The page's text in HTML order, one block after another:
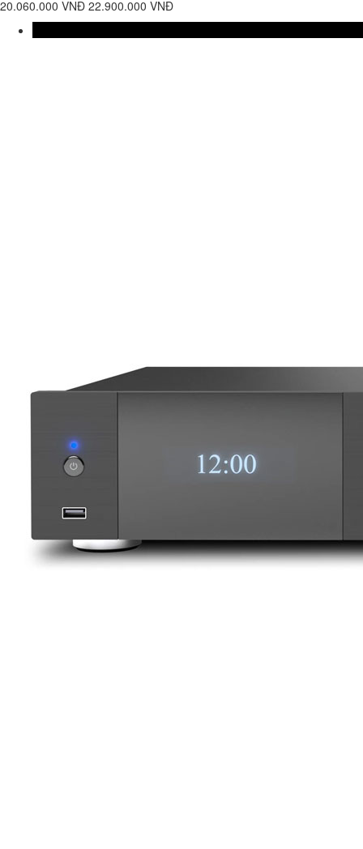
20.060.000 VNĐ 22.900.000 VNĐ